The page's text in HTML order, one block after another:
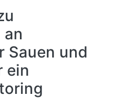
an
Sauen und
ein